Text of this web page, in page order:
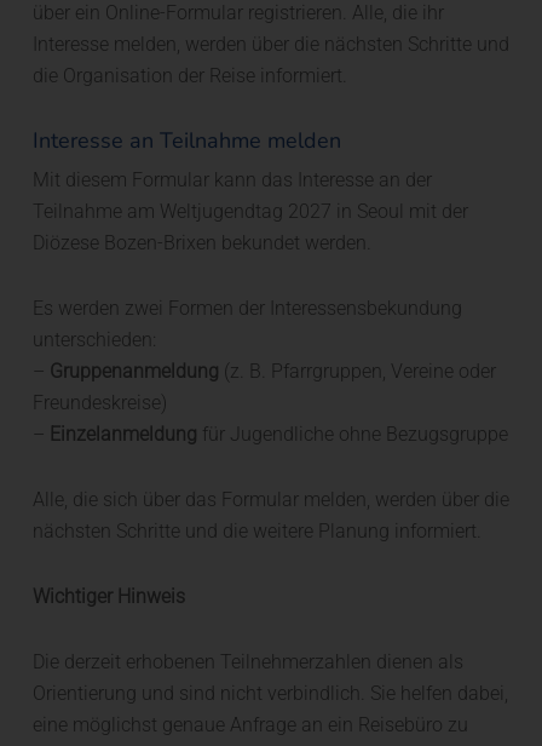
über ein Online-Formular registrieren. Alle, die ihr
Interesse melden, werden über die nächsten Schritte und
die Organisation der Reise informiert.
Interesse an Teilnahme melden
Mit diesem Formular kann das Interesse an der
Teilnahme am Weltjugendtag 2027 in Seoul mit der
Diözese Bozen-Brixen bekundet werden.
Es werden zwei Formen der Interessensbekundung
unterschieden:
– Gruppenanmeldung (z. B. Pfarrgruppen, Vereine oder
Freundeskreise)
– Einzelanmeldung für Jugendliche ohne Bezugsgruppe
Alle, die sich über das Formular melden, werden über die
nächsten Schritte und die weitere Planung informiert.
Wichtiger Hinweis
Die derzeit erhobenen Teilnehmerzahlen dienen als
Orientierung und sind nicht verbindlich. Sie helfen dabei,
eine möglichst genaue Anfrage an ein Reisebüro zu